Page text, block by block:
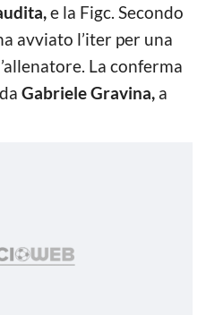
e la Figc. Secondo
avviato l’iter per una
La conferma
Gabriele Gravina, a